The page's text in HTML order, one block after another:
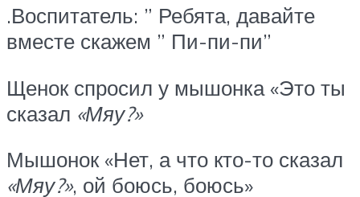
.Воспитатель: ” Ребята, давайте
вместе скажем ” Пи-пи-пи”
Щенок спросил у мышонка «Это ты
сказал «Мяу?»
Мышонок «Нет, а что кто-то сказал
«Мяу?», ой боюсь, боюсь»